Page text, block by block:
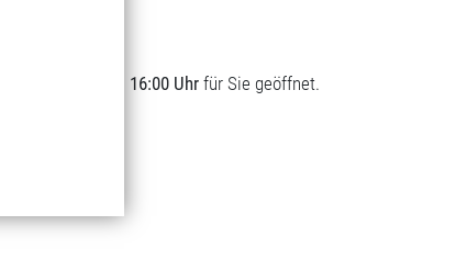
09:00 bis 16:00 Uhrfür Sie geöffnet.